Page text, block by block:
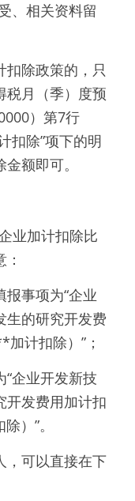
、相关资料留
除政策的，只
税月（季）度预
）第7行
扣除”项下的明
额即可。
事项为“企业
生的研究开发费
计扣除）”；
企业开发新技
开发费用加计扣
）”。
可以直接在下